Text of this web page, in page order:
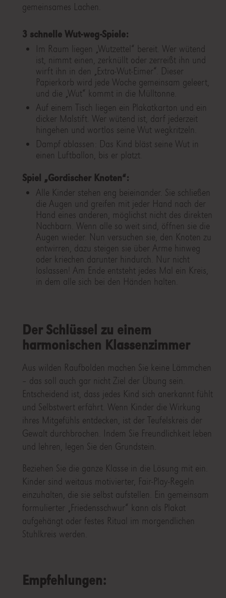
gemeinsames Lachen.
3 schnelle Wut-weg-Spiele:
Im Raum liegen „Wutzettel“ bereit. Wer wütend
ist, nimmt einen, zerknüllt oder zerreißt ihn und
wirft ihn in den „Extra-Wut-Eimer“. Dieser
Papierkorb wird jede Woche gemeinsam geleert,
und die „Wut“ kommt in die Mülltonne.
Auf einem Tisch liegen ein Plakatkarton und ein
dicker Malstift. Wer wütend ist, darf jederzeit
hingehen und wortlos seine Wut wegkritzeln.
Dampf ablassen: Das Kind bläst seine Wut in
einen Luftballon, bis er platzt.
Spiel „Gordischer Knoten“:
Alle Kinder stehen eng beieinander. Sie schließen
die Augen und greifen mit jeder Hand nach der
Hand eines anderen, möglichst nicht des direkten
Nachbarn. Wenn alle so weit sind, öffnen sie die
Augen wieder. Nun versuchen sie, den Knoten zu
entwirren, dazu steigen sie über Arme hinweg
oder kriechen darunter hindurch. Nur nicht
loslassen! Am Ende entsteht jedes Mal ein Kreis,
in dem alle sich bei den Händen halten.
Der Schlüssel zu einem
harmonischen Klassenzimmer
Aus wilden Raufbolden machen Sie keine Lämmchen
– das soll auch gar nicht Ziel der Übung sein.
Entscheidend ist, dass jedes Kind sich anerkannt fühlt
und Selbstwert erfährt. Wenn Kinder die Wirkung
ihres Mitgefühls entdecken, ist der Teufelskreis der
Gewalt durchbrochen. Indem Sie Freundlichkeit leben
und lehren, legen Sie den Grundstein.
Beziehen Sie die ganze Klasse in die Lösung mit ein.
Kinder sind weitaus motivierter, Fair-Play-Regeln
einzuhalten, die sie selbst aufstellen. Ein gemeinsam
formulierter „Friedensschwur“ kann als Plakat
aufgehängt oder festes Ritual im morgendlichen
Stuhlkreis werden.
Empfehlungen: